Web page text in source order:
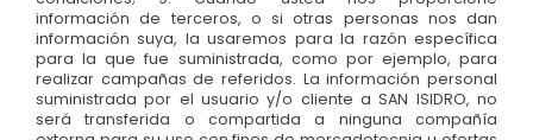
información de terceros, o si otras personas nos dan
información suya, la usaremos para la razón específica
para la que fue suministrada, como por ejemplo, para
realizar campañas de referidos. La información personal
suministrada por el usuario y/o cliente a SAN ISIDRO, no
será transferida o compartida a ninguna compañía